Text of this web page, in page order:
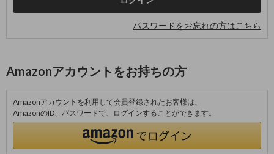
パスワードをお忘れの方はこちら
Amazonアカウントをお持ちの方
Amazonアカウントを利用して会員登録されたお客様は、
AmazonのID、パスワードで、ログインすることができます。